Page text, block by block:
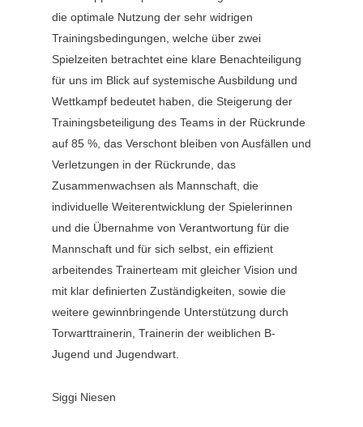
die optimale Nutzung der sehr widrigen
Trainingsbedingungen, welche über zwei
Spielzeiten betrachtet eine klare Benachteiligung
für uns im Blick auf systemische Ausbildung und
Wettkampf bedeutet haben, die Steigerung der
Trainingsbeteiligung des Teams in der Rückrunde
auf 85 %, das Verschont bleiben von Ausfällen und
Verletzungen in der Rückrunde, das
Zusammenwachsen als Mannschaft, die
individuelle Weiterentwicklung der Spielerinnen
und die Übernahme von Verantwortung für die
Mannschaft und für sich selbst, ein effizient
arbeitendes Trainerteam mit gleicher Vision und
mit klar definierten Zuständigkeiten, sowie die
weitere gewinnbringende Unterstützung durch
Torwarttrainerin, Trainerin der weiblichen B-
Jugend und Jugendwart.
Siggi Niesen